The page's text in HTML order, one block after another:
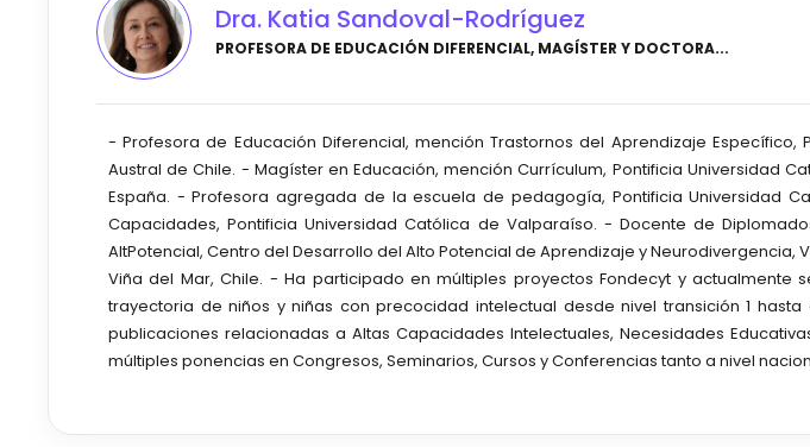
Dra. Katia Sandoval-Rodríguez
PROFESORA DE EDUCACIÓN DIFERENCIAL, MAGÍSTER Y DOCTORA...
- Profesora de Educación Diferencial, mención Trastornos del Aprendizaje
Austral de Chile. - Magíster en Educación, mención Currículum, Pontificia Universidad
España. - Profesora agregada de la escuela de pedagogía, Pontificia Universidad
Capacidades, Pontificia Universidad Católica de Valparaíso. - Docente de
AltPotencial, Centro del Desarrollo del Alto Potencial de Aprendizaje y Neurodivergencia,
Viña del Mar, Chile. - Ha participado en múltiples proyectos Fondecyt y actualmente
trayectoria de niños y niñas con precocidad intelectual desde nivel transición 1
publicaciones relacionadas a Altas Capacidades Intelectuales, Necesidades
múltiples ponencias en Congresos, Seminarios, Cursos y Conferencias tanto a nivel